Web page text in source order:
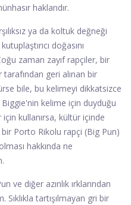
haklarıdır.
ya da koltuk değneği
doğasını
zaman zayıf rapçiler, bir
geri alınan bir
bile, bu kelimeyi dikkatsizce
kelime için duyduğu
kullanırsa, kültür içinde
Porto Rikolu rapçi (Big Pun)
hakkında ne
ve diğer azınlık ırklarından
tartışılmayan gri bir